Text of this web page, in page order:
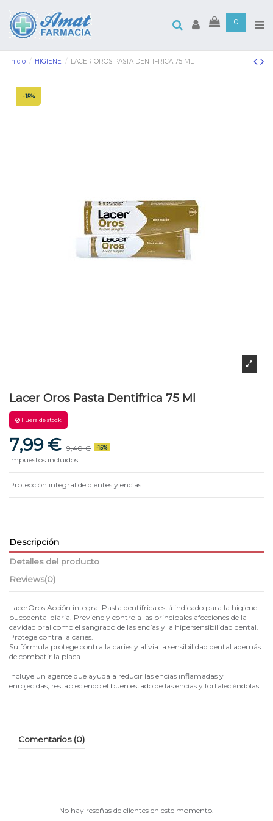
0
Inicio HIGIENE LACER OROS PASTA DENTIFRICA 75 ML
-15%
Lacer Oros Pasta Dentifrica 75 Ml
Fuera de stock
7,99 € 9,40 € -15%
Impuestos incluidos
Protección integral de dientes y encías
Descripción
Detalles del producto
Reviews(0)
LacerOros Acción integral Pasta dentífrica está indicado para la higiene
bucodental diaria. Previene y controla las principales afecciones de la
cavidad oral como el sangrado de las encías y la hipersensibilidad dental.
Protege contra la caries.
Su fórmula protege contra la caries y alivia la sensibilidad dental además
de combatir la placa.
Incluye un agente que ayuda a reducir las encías inflamadas y
enrojecidas, restableciendo el buen estado de las encías y fortaleciéndolas.
Comentarios (0)
No hay reseñas de clientes en este momento.